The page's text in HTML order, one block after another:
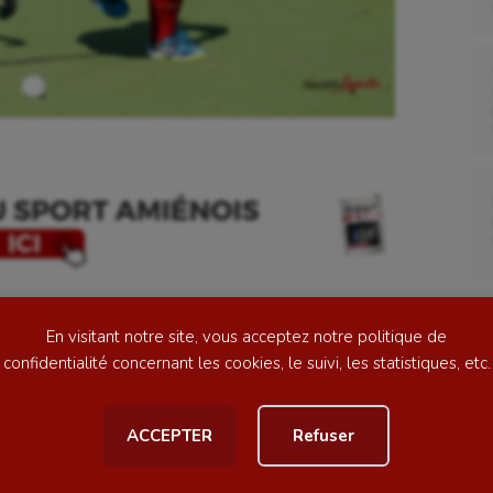
En visitant notre site, vous acceptez notre politique de
confidentialité concernant les cookies, le suivi, les statistiques, etc.
ACCEPTER Refuser
Longue paume
Natation artistique
Outdoor
formation nantaise qui lutte pour sa part pour le
passer sans encombre pour garder son destin